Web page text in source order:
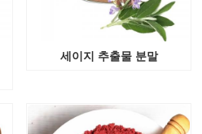
세이지 추출물 분말